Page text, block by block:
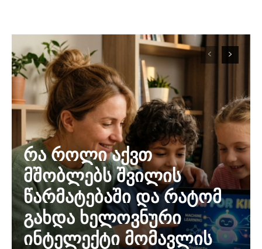
რა როლი აქვთ
მშობლებს შვილის
წარმატებაში და რატომ
გახდა ხელოვნური
ინტელექტი მომავლის